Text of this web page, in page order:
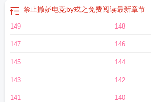
禁止撒娇电竞全文免费阅读 禁止撒娇by无弹窗
娇 剧透
禁止撒娇by时有幸免费阅读
是什么
禁止撒娇 作者时有幸
禁止撒娇电竞by戎之免费阅读最新章节
149 148
147 146
145 144
143 142
141 140